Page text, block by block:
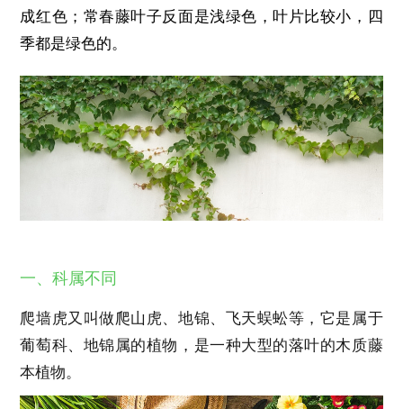
成红色；常春藤叶子反面是浅绿色，叶片比较小，四
季都是绿色的。
一、科属不同
爬墙虎又叫做爬山虎、地锦、飞天蜈蚣等，它是属于
葡萄科、地锦属的植物，是一种大型的落叶的木质藤
本植物。